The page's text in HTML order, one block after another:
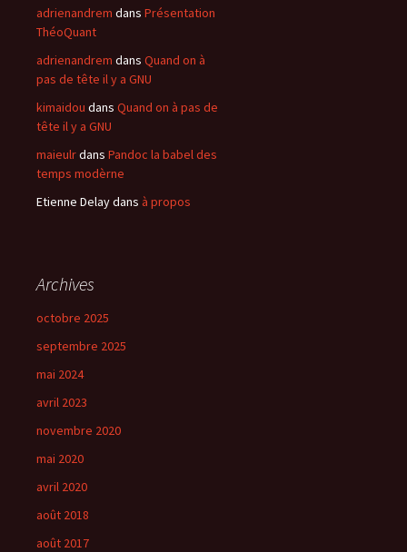
adrienandrem dans Présentation
ThéoQuant
adrienandrem dans Quand on à
pas de tête il y a GNU
kimaidou dans Quand on à pas de
tête il y a GNU
maieulrdans Pandoc la babel des
temps modèrne
Etienne Delaydans à propos
Archives
octobre 2025
septembre 2025
mai 2024
avril 2023
novembre 2020
mai 2020
avril 2020
août 2018
août 2017